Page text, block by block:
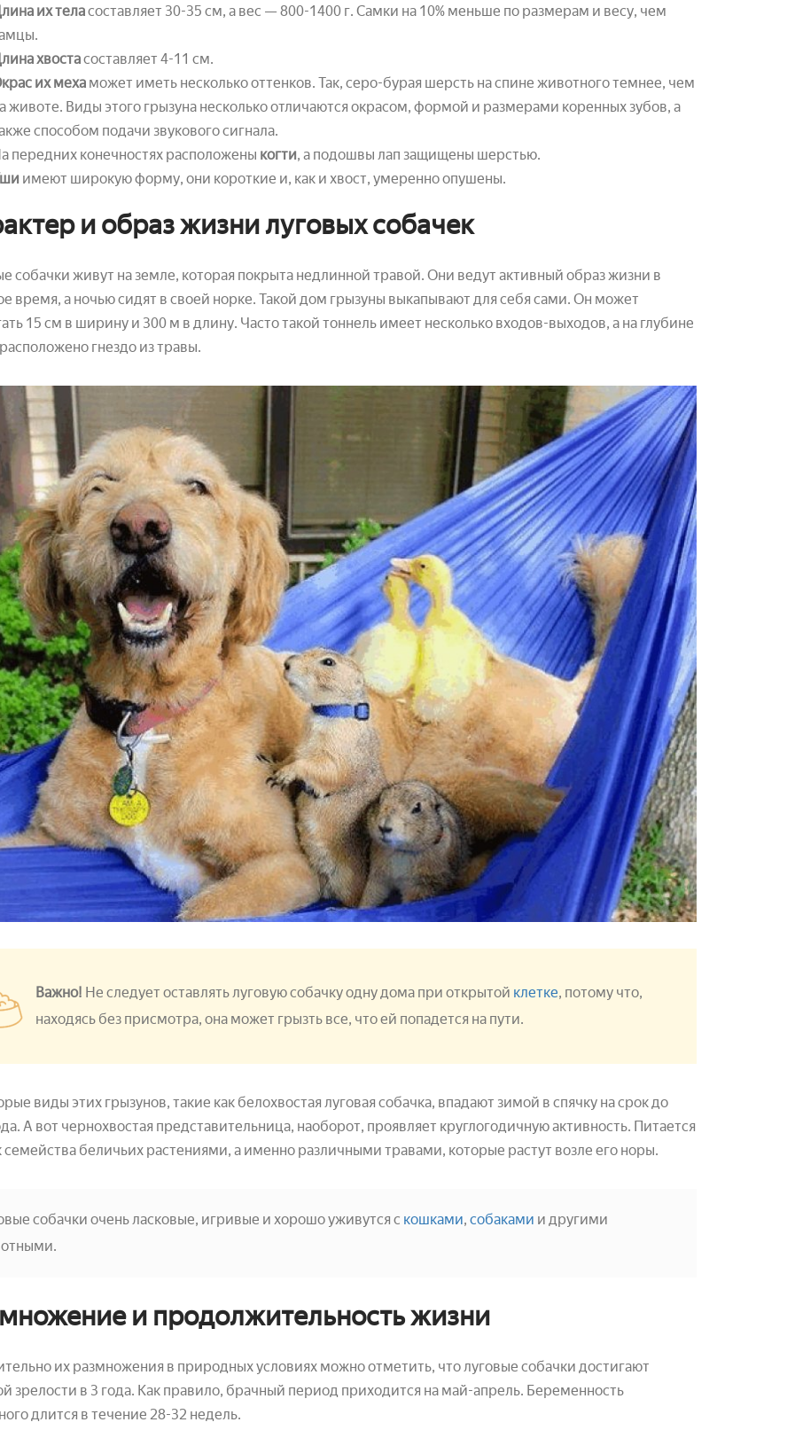
их теласоставляет 30-35 см, а вес — 800-1400 г. Самки на 10% меньше по размерам и весу, чем
хвостасоставляет 4-11 см.
их меха может иметь несколько оттенков. Так, серо-бурая шерсть на спине животного темнее, чем
животе. Виды этого грызуна несколько отличаются окрасом, формой и размерами коренных зубов, а
способом подачи звукового сигнала.
передних конечностях расположены когти, а подошвы лап защищены шерстью.
имеют широкую форму, они короткие и, как и хвост, умеренно опушены.
и образ жизни луговых собачек
собачки живут на земле, которая покрыта недлинной травой. Они ведут активный образ жизни в
время, а ночью сидят в своей норке. Такой дом грызуны выкапывают для себя сами. Он может
15 см в ширину и 300 м в длину. Часто такой тоннель имеет несколько входов-выходов, а на глубине
гнездо из травы.
Важно! Не следует оставлять луговую собачку одну дома при открытой клетке, потому что,
находясь без присмотра, она может грызть все, что ей попадется на пути.
виды этих грызунов, такие как белохвостая луговая собачка, впадают зимой в спячку на срок до
А вот чернохвостая представительница, наоборот, проявляет круглогодичную активность. Питается
семейства беличьих растениями, а именно различными травами, которые растут возле его норы.
собачки очень ласковые, игривые и хорошо уживутся с кошками, собаками и другими
и продолжительность жизни
их размножения в природных условиях можно отметить, что луговые собачки достигают
зрелости в 3 года. Как правило, брачный период приходится на май-апрель. Беременность
длится в течение 28-32 недель.